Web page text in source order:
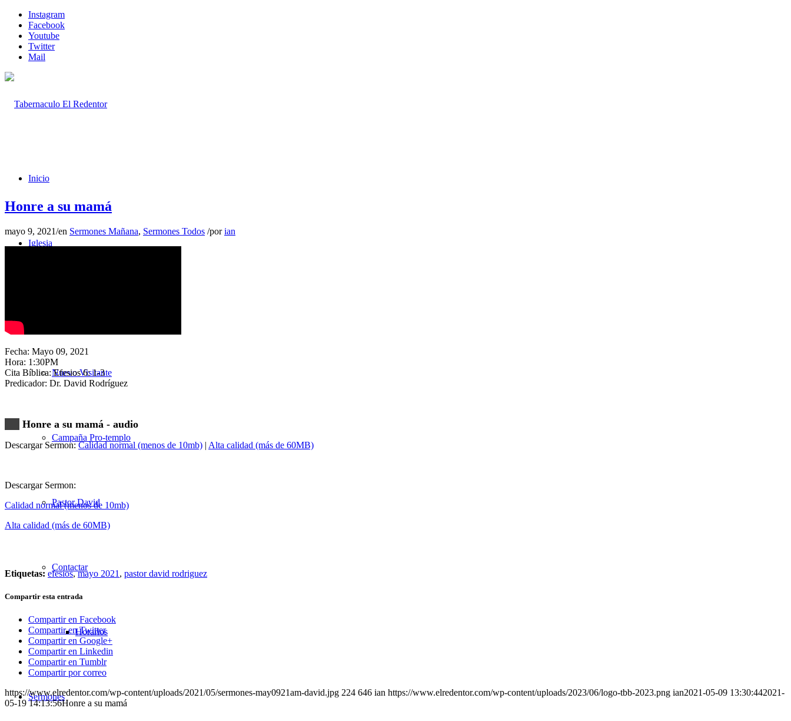
Instagram
Facebook
Youtube
Twitter
Mail
Inicio
Iglesia
Nuevo Visitante
Campaña Pro-templo
Pastor David
Contactar
Horarios
Sermones
Honre a su mamá
mayo 9, 2021/en Sermones Mañana, Sermones Todos /porian
Fecha: Mayo 09, 2021
Hora: 1:30PM
Cita Bíblica: Efesios 6: 1-3
Predicador: Dr. David Rodríguez
Honre a su mamá - audio
Descargar Sermon:Calidad normal (menos de 10mb) | Alta calidad (más de 60MB)
Descargar Sermon:
Calidad normal (menos de 10mb)
Alta calidad (más de 60MB)
Etiquetas: efesios,mayo 2021 , pastor david rodriguez
Compartir esta entrada
Compartir en Facebook
Compartir en Twitter
Compartir en Google+
Compartir en Linkedin
Compartir en Tumblr
Compartir por correo
https://www.elredentor.com/wp-content/uploads/2021/05/sermones-may0921am-david.jpg 224 646 ian https://www.elredentor.com/wp-content/uploads/2023/06/logo-tbb-2023.png ian2021-05-09 13:30:442021-
05-19 14:13:56Honre a su mamá